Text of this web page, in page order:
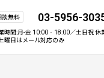
談無料 03-5956-
時間:月-金 10:00‐18:00／土日祝 休
曜日はメール対応のみ